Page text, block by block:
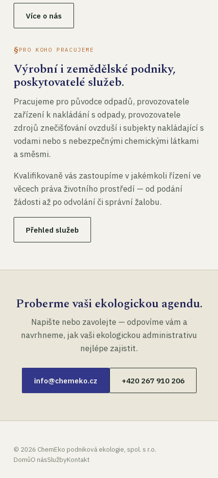
Více o nás
PRO KOHO PRACUJEME
Výrobní i zemědělské podniky,
poskytovatelé služeb.
Pracujeme pro původce odpadů, provozovatele
zařízení k nakládání s odpady, provozovatele
zdrojů znečišťování ovzduší i subjekty nakládající s
vodami nebo s nebezpečnými chemickými látkami
a směsmi.
Kvalifikovaně vás zastoupíme v jakémkoli řízení ve
věcech práva životního prostředí — od podání
žádosti až po odvolání či správní žalobu.
Přehled služeb
Proberme vaši ekologickou agendu.
Napište nebo zavolejte — odpovíme vám a
navrhneme, jak vaši ekologickou administrativu
nejlépe zajistit.
info@chemeko.cz +420 267 910 206
© 2026 ChemEko podniková ekologie, spol. s r.o.
DomůO násSlužbyKontakt